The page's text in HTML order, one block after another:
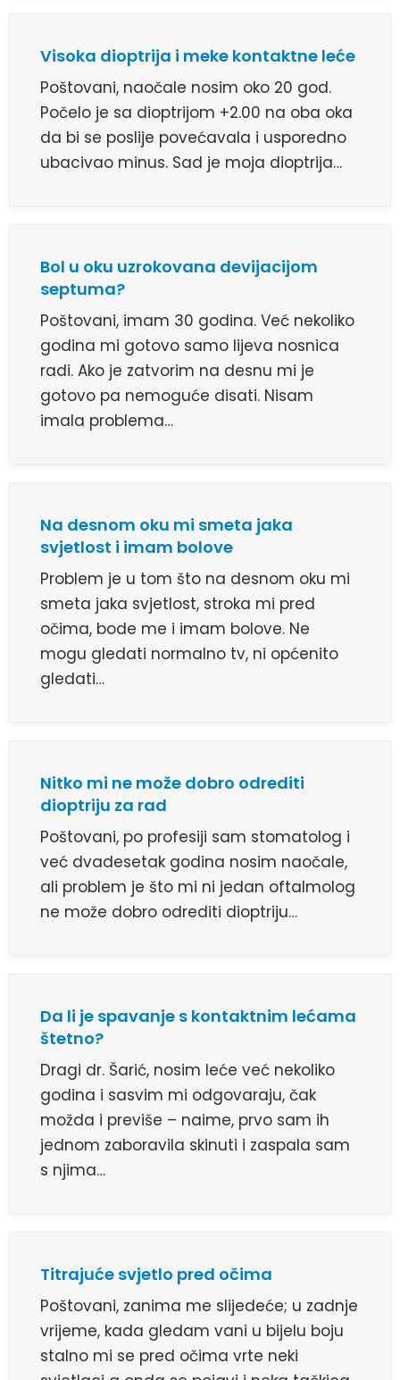
Visoka dioptrija i meke kontaktne leće
Poštovani, naočale nosim oko 20 god.
Počelo je sa dioptrijom +2.00 na oba oka
da bi se poslije povećavala i usporedno
ubacivao minus. Sad je moja dioptrija…
Bol u oku uzrokovana devijacijom
septuma?
Poštovani, imam 30 godina. Već nekoliko
godina mi gotovo samo lijeva nosnica
radi. Ako je zatvorim na desnu mi je
gotovo pa nemoguće disati. Nisam
imala problema…
Na desnom oku mi smeta jaka
svjetlost i imam bolove
Problem je u tom što na desnom oku mi
smeta jaka svjetlost, stroka mi pred
očima, bode me i imam bolove. Ne
mogu gledati normalno tv, ni općenito
gledati…
Nitko mi ne može dobro odrediti
dioptriju za rad
Poštovani, po profesiji sam stomatolog i
već dvadesetak godina nosim naočale,
ali problem je što mi ni jedan oftalmolog
ne može dobro odrediti dioptriju…
Da li je spavanje s kontaktnim lećama
štetno?
Dragi dr. Šarić, nosim leće već nekoliko
godina i sasvim mi odgovaraju, čak
možda i previše – naime, prvo sam ih
jednom zaboravila skinuti i zaspala sam
s njima…
Titrajuće svjetlo pred očima
Poštovani, zanima me slijedeće; u zadnje
vrijeme, kada gledam vani u bijelu boju
stalno mi se pred očima vrte neki